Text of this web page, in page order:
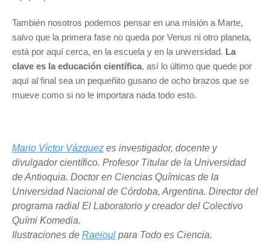
También nosotros podemos pensar en una misión a Marte,
salvo que la primera fase no queda por Venus ni otro planeta,
está por aquí cerca, en la escuela y en la universidad. La
clave es la educación científica, así lo último que quede por
aquí al final sea un pequeñito gusano de ocho brazos que se
mueve como si no le importara nada todo esto.
Mario Víctor Vázquez es investigador, docente y
divulgador científico. Profesor Titular de la Universidad
de Antioquia. Doctor en Ciencias Químicas de la
Universidad Nacional de Córdoba, Argentina. Director del
programa radial El Laboratorio y creador del Colectivo
Quími Komedia.
Ilustraciones de Raeioul para Todo es Ciencia.